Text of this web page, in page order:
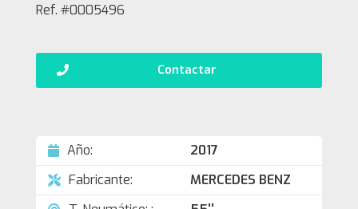
Ref. #0005496
Contactar
Año:
2017
Fabricante:
MERCEDES BENZ